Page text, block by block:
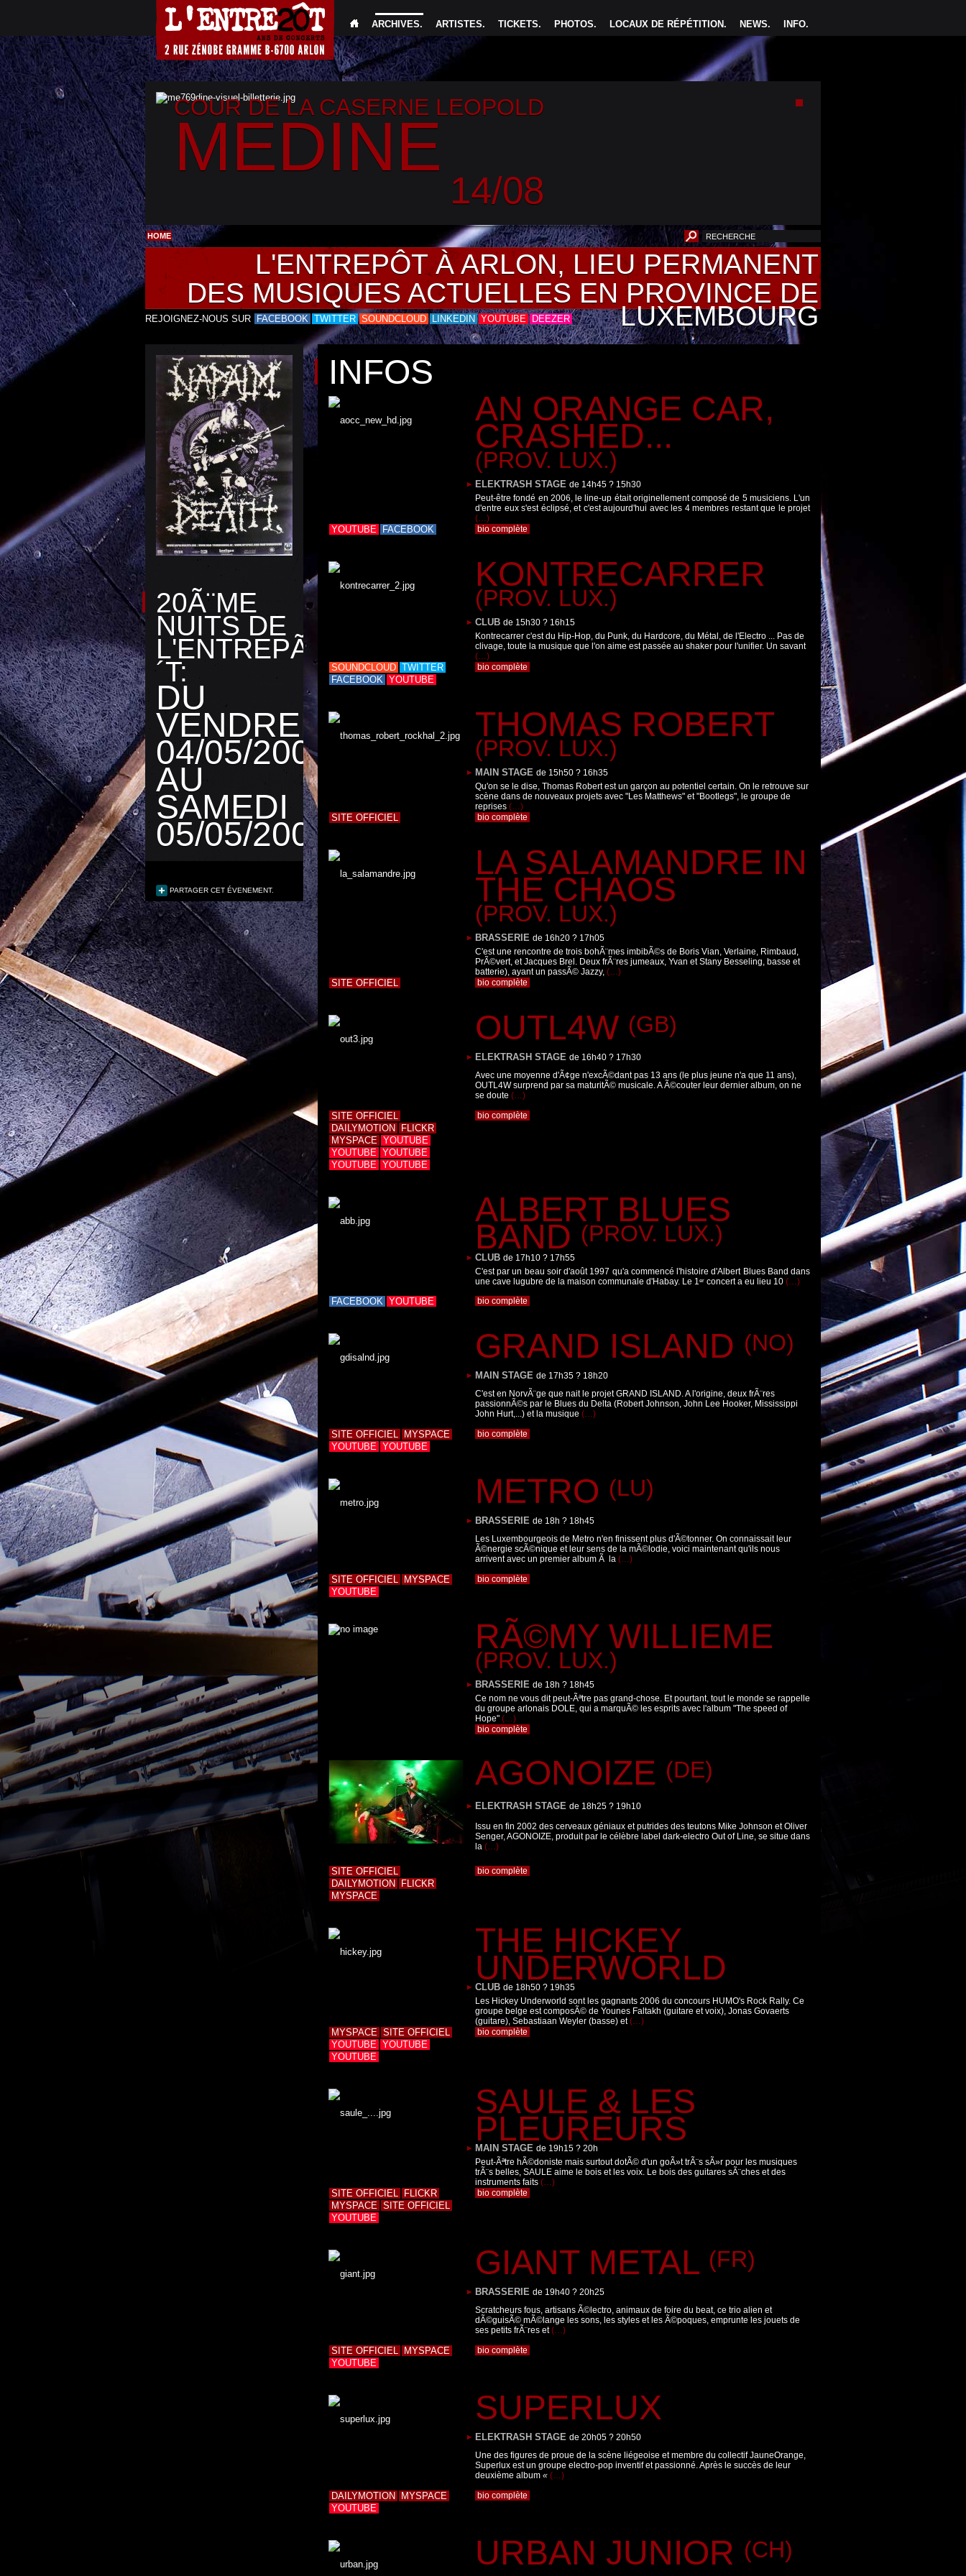
INFO.
NEWS.
LOCAUX DE RÉPÉTITION.
PHOTOS.
TICKETS.
ARTISTES.
ARCHIVES.
COUR DE LA CASERNE LEOPOLD
MEDINE
14/08
HOME
L'ENTREPÔT À ARLON, LIEU PERMANENT
DES MUSIQUES ACTUELLES EN PROVINCE DE
LUXEMBOURG
REJOIGNEZ-NOUS SUR FACEBOOK TWITTER SOUNDCLOUD LINKEDIN YOUTUBE DEEZER
20Ã¨ME
NUITS DE
L'ENTREPÃ
´T:
DU
VENDREDI
04/05/2007
AU
SAMEDI
05/05/2007
PARTAGER CET ÉVENEMENT.
INFOS
AN ORANGE CAR,
CRASHED...
(PROV. LUX.)
ELEKTRASH STAGE de 14h45 ? 15h30
Peut-être fondé en 2006, le line-up était originellement composé de 5 musiciens. L'un
d'entre eux s'est éclipsé, et c'est aujourd'hui avec les 4 membres restant que le projet
(…)
YOUTUBE FACEBOOK bio complète
KONTRECARRER
(PROV. LUX.)
CLUB de 15h30 ? 16h15
Kontrecarrer c'est du Hip-Hop, du Punk, du Hardcore, du Métal, de l'Electro ... Pas de
clivage, toute la musique que l'on aime est passée au shaker pour l'unifier. Un savant
(…)
SOUNDCLOUD TWITTER
FACEBOOK YOUTUBE
bio complète
THOMAS ROBERT
(PROV. LUX.)
MAIN STAGE de 15h50 ? 16h35
Qu'on se le dise, Thomas Robert est un garçon au potentiel certain. On le retrouve sur
scène dans de nouveaux projets avec "Les Matthews" et "Bootlegs", le groupe de
reprises (…)
SITE OFFICIEL bio complète
LA SALAMANDRE IN
THE CHAOS
(PROV. LUX.)
BRASSERIE de 16h20 ? 17h05
C'est une rencontre de trois bohÃ¨mes imbibÃ©s de Boris Vian, Verlaine, Rimbaud,
PrÃ©vert, et Jacques Brel. Deux frÃ¨res jumeaux, Yvan et Stany Besseling, basse et
batterie), ayant un passÃ© Jazzy, (…)
SITE OFFICIEL bio complète
OUTL4W (GB)
ELEKTRASH STAGE de 16h40 ? 17h30
Avec une moyenne d'Ã¢ge n'excÃ©dant pas 13 ans (le plus jeune n'a que 11 ans),
OUTL4W surprend par sa maturitÃ© musicale. A Ã©couter leur dernier album, on ne
se doute (…)
SITE OFFICIEL
DAILYMOTION
FLICKR
MYSPACE YOUTUBE
YOUTUBE YOUTUBE
YOUTUBE YOUTUBE
bio complète
ALBERT BLUES
BAND (PROV. LUX.)
CLUB de 17h10 ? 17h55
C'est par un beau soir d'août 1997 qu'a commencé l'histoire d'Albert Blues Band dans
une cave lugubre de la maison communale d'Habay. Le 1er concert a eu lieu 10 (…)
FACEBOOK YOUTUBE bio complète
GRAND ISLAND (NO)
MAIN STAGE de 17h35 ? 18h20
C'est en NorvÃ¨ge que nait le projet GRAND ISLAND. A l'origine, deux frÃ¨res
passionnÃ©s par le Blues du Delta (Robert Johnson, John Lee Hooker, Mississippi
John Hurt,...) et la musique (…)
SITE OFFICIEL
MYSPACE
YOUTUBE YOUTUBE
bio complète
METRO (LU)
BRASSERIE de 18h ? 18h45
Les Luxembourgeois de Metro n'en finissent plus d'Ã©tonner. On connaissait leur
Ã©nergie scÃ©nique et leur sens de la mÃ©lodie, voici maintenant qu'ils nous
arrivent avec un premier album Ã la (…)
SITE OFFICIEL
MYSPACE
YOUTUBE
bio complète
RÃ©MY WILLIEME
(PROV. LUX.)
BRASSERIE de 18h ? 18h45
Ce nom ne vous dit peut-Ãªtre pas grand-chose. Et pourtant, tout le monde se rappelle
du groupe arlonais DOLE, qui a marquÃ© les esprits avec l'album "The speed of
Hope" (…)
bio complète
AGONOIZE (DE)
ELEKTRASH STAGE de 18h25 ? 19h10
Issu en fin 2002 des cerveaux géniaux et putrides des teutons Mike Johnson et Oliver
Senger, AGONOIZE, produit par le célèbre label dark-electro Out of Line, se situe dans
la (…)
SITE OFFICIEL
DAILYMOTION
FLICKR
MYSPACE
bio complète
THE HICKEY
UNDERWORLD
CLUB de 18h50 ? 19h35
Les Hickey Underworld sont les gagnants 2006 du concours HUMO's Rock Rally. Ce
groupe belge est composÃ© de Younes Faltakh (guitare et voix), Jonas Govaerts
(guitare), Sebastiaan Weyler (basse) et(…)
MYSPACE SITE OFFICIEL
YOUTUBE YOUTUBE
YOUTUBE
bio complète
SAULE & LES
PLEUREURS
MAIN STAGE de 19h15 ? 20h
Peut-Ãªtre hÃ©doniste mais surtout dotÃ© d'un goÃ»t trÃ¨s sÃ»r pour les musiques
trÃ¨s belles, SAULE aime le bois et les voix. Le bois des guitares sÃ¨ches et des
instruments faits (…)
SITE OFFICIEL
FLICKR
MYSPACE SITE OFFICIEL
YOUTUBE
bio complète
GIANT METAL (FR)
BRASSERIE de 19h40 ? 20h25
Scratcheurs fous, artisans Ã©lectro, animaux de foire du beat, ce trio alien et
dÃ©guisÃ© mÃ©lange les sons, les styles et les Ã©poques, emprunte les jouets de
ses petits frÃ¨res et(…)
SITE OFFICIEL
MYSPACE
YOUTUBE
bio complète
SUPERLUX
ELEKTRASH STAGE de 20h05 ? 20h50
Une des figures de proue de la scène liégeoise et membre du collectif JauneOrange,
Superlux est un groupe electro-pop inventif et passionné. Après le succès de leur
deuxième album « (…)
DAILYMOTION
MYSPACE
YOUTUBE
bio complète
URBAN JUNIOR (CH)